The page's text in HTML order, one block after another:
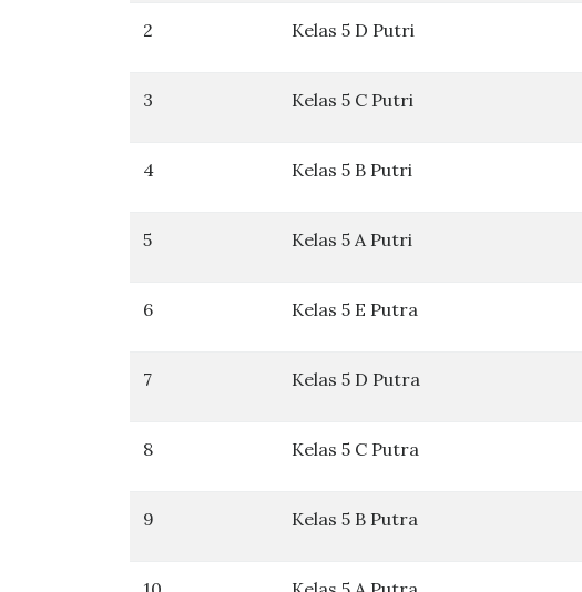
2 Kelas 5 D Putri
3 Kelas 5 C Putri
4 Kelas 5 B Putri
5 Kelas 5 A Putri
6 Kelas 5 E Putra
7 Kelas 5 D Putra
8 Kelas 5 C Putra
9 Kelas 5 B Putra